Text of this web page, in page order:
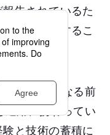
告されているた
た契約をするこ
に一般的になる前
運用に携わってい
と技術の蓄積に